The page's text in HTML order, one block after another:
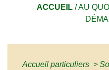
ACCUEIL/AU
Accueil particuliers >